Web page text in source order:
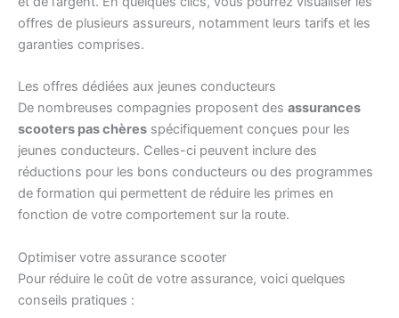
offres de plusieurs assureurs, notamment leurs tarifs et les
garanties comprises.
Les offres dédiées aux jeunes conducteurs
De nombreuses compagnies proposent des assurances
scooters pas chères spécifiquement conçues pour les
jeunes conducteurs. Celles-ci peuvent inclure des
réductions pour les bons conducteurs ou des programmes
de formation qui permettent de réduire les primes en
fonction de votre comportement sur la route.
Optimiser votre assurance scooter
Pour réduire le coût de votre assurance, voici quelques
conseils pratiques :